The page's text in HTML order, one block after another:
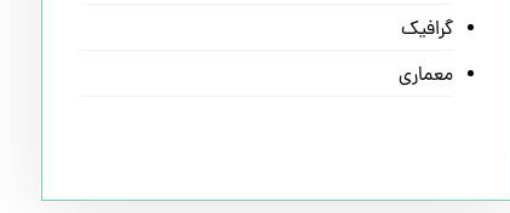
گرافیک
معماری